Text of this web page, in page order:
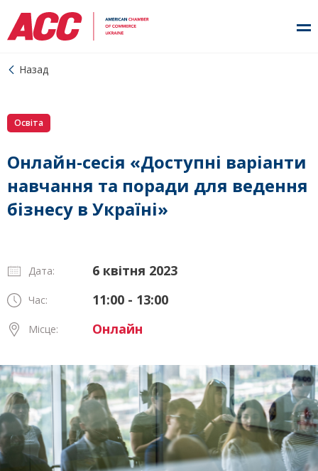
Назад
Освіта
Онлайн-сесія «Доступні варіанти
навчання та поради для ведення
бізнесу в Україні»
Дата: 6 квітня 2023
Час: 11:00 - 13:00
Місце: Онлайн